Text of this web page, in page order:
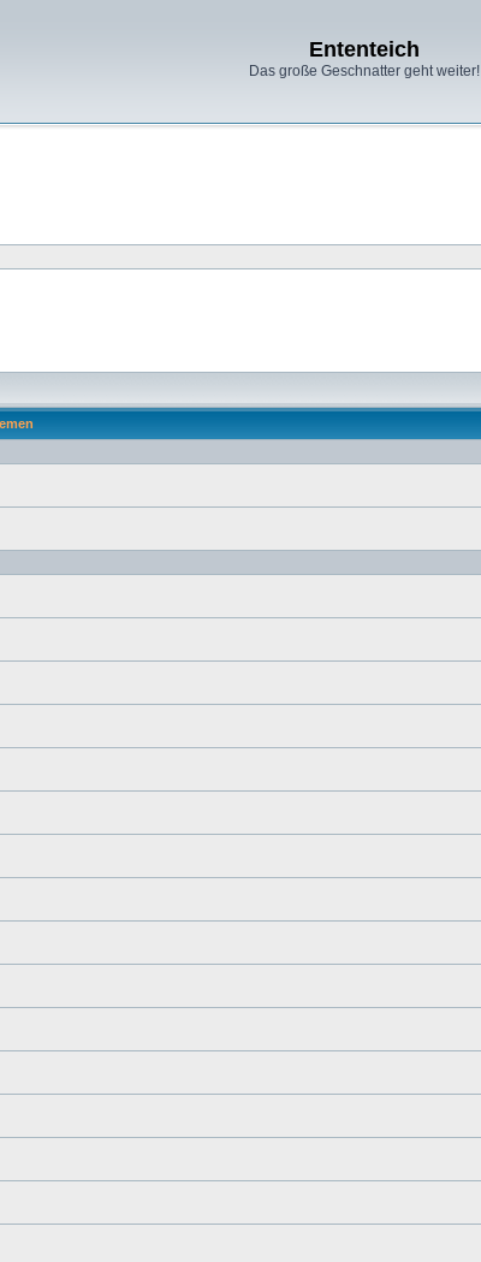
Ententeich
Das große Geschnatter geht weiter!